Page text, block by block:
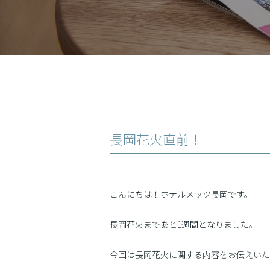
長岡花火直前！
こんにちは！ホテルメッツ長岡です。
長岡花火まであと1週間となりました。
今回は長岡花火に関する内容をお伝えい